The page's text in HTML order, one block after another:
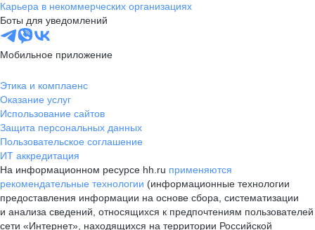
Карьера в некоммерческих организациях
Боты для уведомлений
Мобильное приложение
Этика и комплаенс
Оказание услуг
Использование сайтов
Защита персональных данных
Пользовательское соглашение
ИТ аккредитация
На информационном ресурсе hh.ru применяются
рекомендательные технологии (информационные технологии
предоставления информации на основе сбора, систематизации
и анализа сведений, относящихся к предпочтениям пользователей
сети «Интернет», находящихся на территории Российской